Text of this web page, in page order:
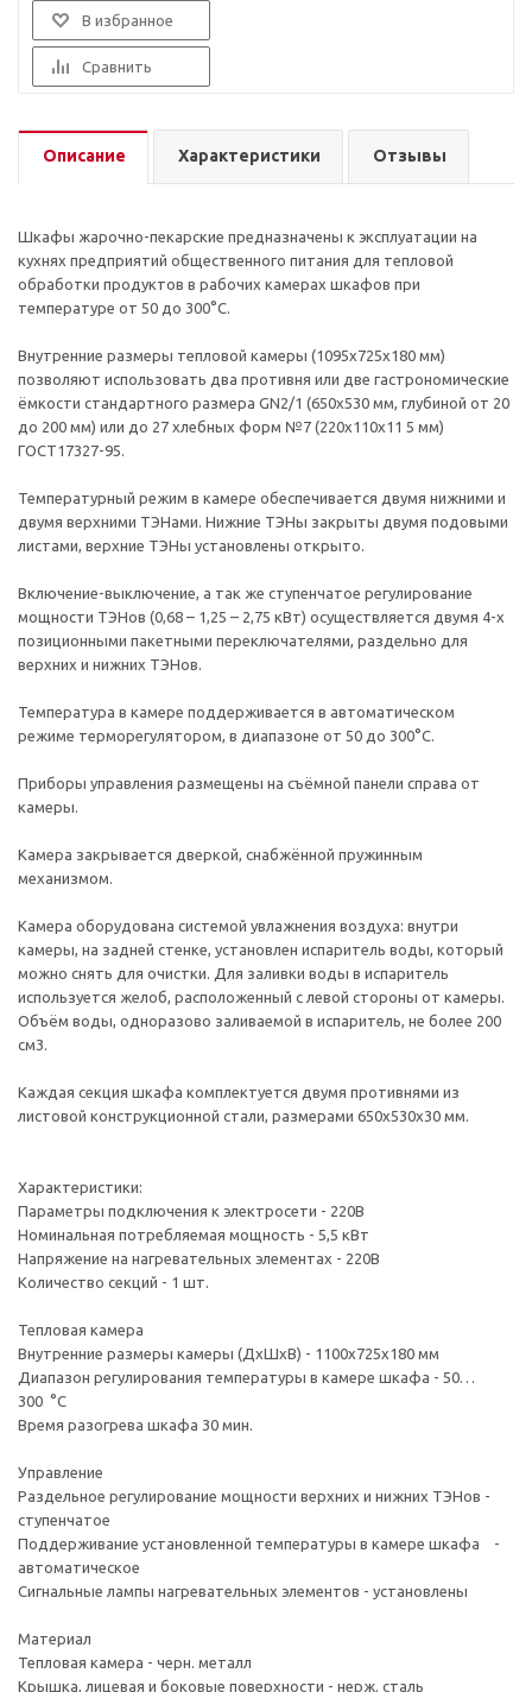
В избранное
Сравнить
Описание Характеристики Отзывы
Шкафы жарочно-пекарские предназначены к эксплуатации на
кухнях предприятий общественного питания для тепловой
обработки продуктов в рабочих камерах шкафов при
температуре от 50 до 300°С.
Внутренние размеры тепловой камеры (1095х725х180 мм)
позволяют использовать два противня или две гастрономические
ёмкости стандартного размера GN2/1 (650х530 мм, глубиной от 20
до 200 мм) или до 27 хлебных форм №7 (220х110х11 5 мм)
ГОСТ17327-95.
Температурный режим в камере обеспечивается двумя нижними и
двумя верхними ТЭНами. Нижние ТЭНы закрыты двумя подовыми
листами, верхние ТЭНы установлены открыто.
Включение-выключение, а так же ступенчатое регулирование
мощности ТЭНов (0,68 – 1,25 – 2,75 кВт) осуществляется двумя 4-х
позиционными пакетными переключателями, раздельно для
верхних и нижних ТЭНов.
Температура в камере поддерживается в автоматическом
режиме терморегулятором, в диапазоне от 50 до 300°С.
Приборы управления размещены на съёмной панели справа от
камеры.
Камера закрывается дверкой, снабжённой пружинным
механизмом.
Камера оборудована системой увлажнения воздуха: внутри
камеры, на задней стенке, установлен испаритель воды, который
можно снять для очистки. Для заливки воды в испаритель
используется желоб, расположенный с левой стороны от камеры.
Объём воды, одноразово заливаемой в испаритель, не более 200
см3.
Каждая секция шкафа комплектуется двумя противнями из
листовой конструкционной стали, размерами 650х530х30 мм.
Характеристики:
Параметры подключения к электросети - 220В
Номинальная потребляемая мощность - 5,5 кВт
Напряжение на нагревательных элементах - 220В
Количество секций - 1 шт.
Тепловая камера
Внутренние размеры камеры (ДхШхВ) - 1100х725х180 мм
Диапазон регулирования температуры в камере шкафа - 50…
300 °С
Время разогрева шкафа 30 мин.
Управление
Раздельное регулирование мощности верхних и нижних ТЭНов -
ступенчатое
Поддерживание установленной температуры в камере шкафа -
автоматическое
Сигнальные лампы нагревательных элементов - установлены
Материал
Тепловая камера - черн. металл
Крышка, лицевая и боковые поверхности - нерж. сталь